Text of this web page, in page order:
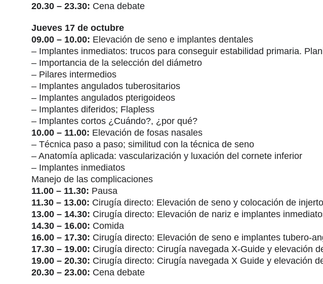
20.30 – 23.30: Cena debate
Jueves 17 de octubre
09.00 – 10.00: Elevación de seno e implantes dentales
– Implantes inmediatos: trucos para conseguir estabilidad primaria.
– Importancia de la selección del diámetro
– Pilares intermedios
– Implantes angulados tuberositarios
– Implantes angulados pterigoideos
– Implantes diferidos; Flapless
– Implantes cortos ¿Cuándo?, ¿por qué?
10.00 – 11.00: Elevación de fosas nasales
– Técnica paso a paso; similitud con la técnica de seno
– Anatomía aplicada: vascularización y luxación del cornete inferior
– Implantes inmediatos
Manejo de las complicaciones
11.00 – 11.30: Pausa
11.30 – 13.00: Cirugía directo: Elevación de seno y colocación de injerto
13.00 – 14.30: Cirugía directo: Elevación de nariz e implantes
14.30 – 16.00: Comida
16.00 – 17.30: Cirugía directo: Elevación de seno e implantes tubero-
17.30 – 19.00: Cirugía directo: Cirugía navegada X-Guide y elevación
19.00 – 20.30: Cirugía directo: Cirugía navegada X Guide y elevación
20.30 – 23.00: Cena debate